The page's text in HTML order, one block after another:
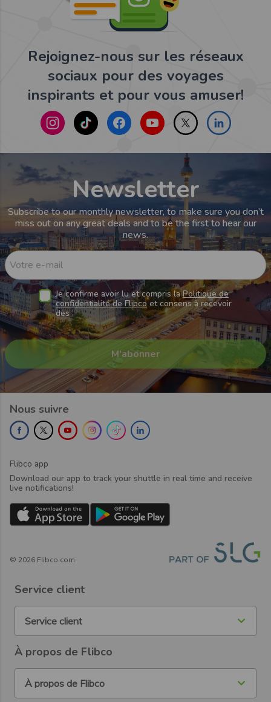
Rejoignez-nous sur les réseaux
sociaux pour des voyages
inspirants et pour vous amuser!
Newsletter
Subscribe to our monthly newsletter, to make sure you don’t
miss out on any great deals and to be the first to hear our
news.
Votre e-mail
Je confirme avoir lu et compris laPolitique de
confidentialité de Flibcoet consens à recevoir
des
Nous suivre
Flibco app
Download our app to track your shuttle in real time and receive
live notifications!
© 2026 Flibco.com
Service client
Service client
À propos de Flibco
À propos de Flibco